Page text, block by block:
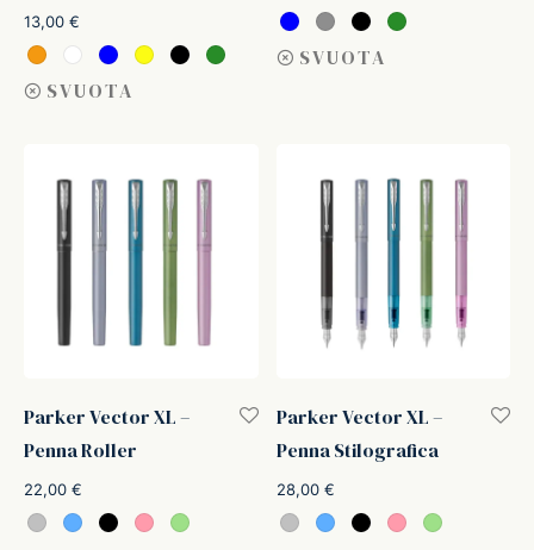
13,00 €
SVUOTA
SVUOTA
Parker Vector XL –
Penna Roller
22,00 €
Parker Vector XL –
Penna Stilografica
28,00 €